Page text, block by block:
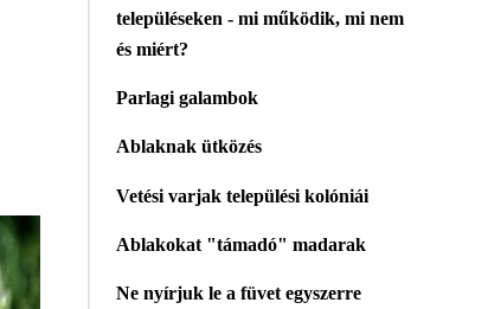
településeken - mi működik, mi nem
és miért?
Parlagi galambok
Ablaknak ütközés
Vetési varjak települési kolóniái
Ablakokat "támadó" madarak
Ne nyírjuk le a füvet egyszerre